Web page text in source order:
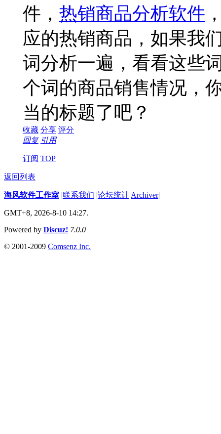
件， 热销商品分析软件
应的热销商品，如果我
词分析一遍，看看这些
个词的商品销售情况，
当的标题了吧？
收藏 分享 评分
回复 引用
订阅 TOP
返回列表
海风软件工作室 |联系我们 |论坛统计|Archiver|
GMT+8, 2026-8-10 14:27.
Powered by Discuz! 7.0.0
© 2001-2009 Comsenz Inc.